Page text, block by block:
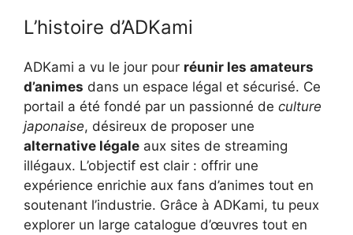
L’histoire d’ADKami
ADKami a vu le jour pour réunir les amateurs
d’animes dans un espace légal et sécurisé. Ce
portail a été fondé par un passionné de culture
japonaise, désireux de proposer une
alternative légale aux sites de streaming
illégaux. L’objectif est clair : offrir une
expérience enrichie aux fans d’animes tout en
soutenant l’industrie. Grâce à ADKami, tu peux
explorer un large catalogue d’œuvres tout en